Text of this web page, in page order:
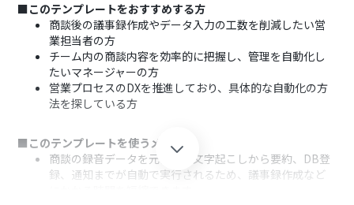
■このテンプレートをおすすめする方
商談後の議事録作成やデータ入力の工数を削減したい営
業担当者の方
チーム内の商談内容を効率的に把握し、管理を自動化し
たいマネージャーの方
営業プロセスのDXを推進しており、具体的な自動化の方
法を探している方
■このテンプレートを使うメリット
商談の録音データを元にした文字起こしから要約、DB登
録、通知までが自動で実行されるため、議事録作成など